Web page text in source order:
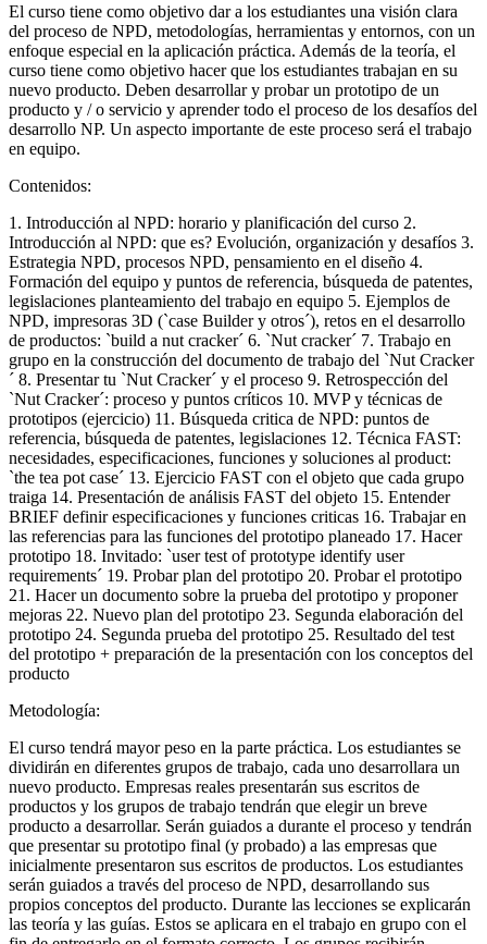
El curso tiene como objetivo dar a los estudiantes una visión clara
del proceso de NPD, metodologías, herramientas y entornos, con un
enfoque especial en la aplicación práctica. Además de la teoría, el
curso tiene como objetivo hacer que los estudiantes trabajan en su
nuevo producto. Deben desarrollar y probar un prototipo de un
producto y / o servicio y aprender todo el proceso de los desafíos del
desarrollo NP. Un aspecto importante de este proceso será el trabajo
en equipo.
Contenidos:
1. Introducción al NPD: horario y planificación del curso 2.
Introducción al NPD: que es? Evolución, organización y desafíos 3.
Estrategia NPD, procesos NPD, pensamiento en el diseño 4.
Formación del equipo y puntos de referencia, búsqueda de patentes,
legislaciones planteamiento del trabajo en equipo 5. Ejemplos de
NPD, impresoras 3D (`case Builder y otros´), retos en el desarrollo
de productos: `build a nut cracker´ 6. `Nut cracker´ 7. Trabajo en
grupo en la construcción del documento de trabajo del `Nut Cracker
´ 8. Presentar tu `Nut Cracker´ y el proceso 9. Retrospección del
`Nut Cracker´: proceso y puntos críticos 10. MVP y técnicas de
prototipos (ejercicio) 11. Búsqueda critica de NPD: puntos de
referencia, búsqueda de patentes, legislaciones 12. Técnica FAST:
necesidades, especificaciones, funciones y soluciones al product:
`the tea pot case´ 13. Ejercicio FAST con el objeto que cada grupo
traiga 14. Presentación de análisis FAST del objeto 15. Entender
BRIEF definir especificaciones y funciones criticas 16. Trabajar en
las referencias para las funciones del prototipo planeado 17. Hacer
prototipo 18. Invitado: `user test of prototype identify user
requirements´ 19. Probar plan del prototipo 20. Probar el prototipo
21. Hacer un documento sobre la prueba del prototipo y proponer
mejoras 22. Nuevo plan del prototipo 23. Segunda elaboración del
prototipo 24. Segunda prueba del prototipo 25. Resultado del test
del prototipo + preparación de la presentación con los conceptos del
producto
Metodología:
El curso tendrá mayor peso en la parte práctica. Los estudiantes se
dividirán en diferentes grupos de trabajo, cada uno desarrollara un
nuevo producto. Empresas reales presentarán sus escritos de
productos y los grupos de trabajo tendrán que elegir un breve
producto a desarrollar. Serán guiados a durante el proceso y tendrán
que presentar su prototipo final (y probado) a las empresas que
inicialmente presentaron sus escritos de productos. Los estudiantes
serán guiados a través del proceso de NPD, desarrollando sus
propios conceptos del producto. Durante las lecciones se explicarán
las teoría y las guías. Estos se aplicara en el trabajo en grupo con el